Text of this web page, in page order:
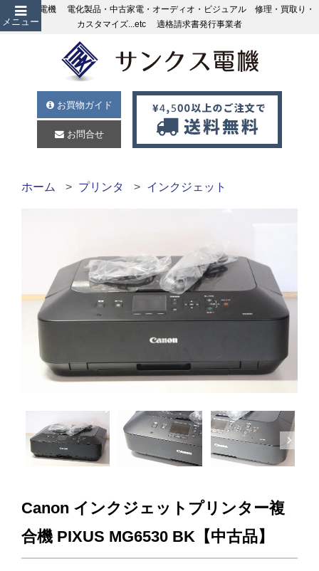
メニュー
サンクス電機 電化製品・中古家電・オーディオ・ビジュアル 修理・買取り・
カスタマイズ...etc 適格請求書発行事業者
お買物ガイド
お問合せ
ホーム プリンタ インクジェット
Next
Canon インクジェットプリンター複
合機 PIXUS MG6530 BK【中古品】